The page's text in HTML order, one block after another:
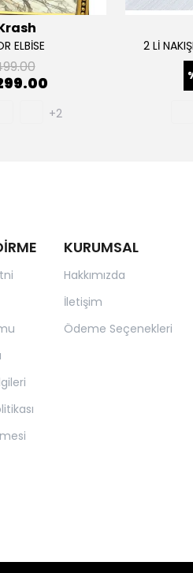
ELBİSE
+2
2 Lİ
KURUMSAL
Hakkımızda
İletişim
Ödeme Seçenekleri